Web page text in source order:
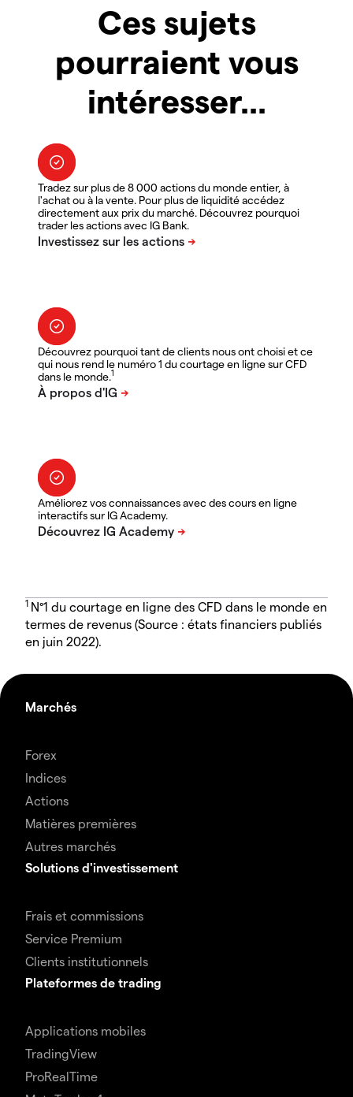
Ces sujets
pourraient vous
intéresser...
Tradez sur plus de 8 000 actions du monde entier, à
l'achat ou à la vente. Pour plus de liquidité accédez
directement aux prix du marché. Découvrez pourquoi
trader les actions avec IG Bank.
Découvrez pourquoi tant de clients nous ont choisi et ce
qui nous rend le numéro 1 du courtage en ligne sur CFD
dans le monde.1
Améliorez vos connaissances avec des cours en ligne
interactifs sur IG Academy.
1 N°1 du courtage en ligne des CFD dans le monde en
termes de revenus (Source : états financiers publiés
en juin 2022).
Marchés
Forex
Indices
Actions
Matières premières
Autres marchés
Solutions d'investissement
Frais et commissions
Service Premium
Clients institutionnels
Plateformes de trading
Applications mobiles
TradingView
ProRealTime